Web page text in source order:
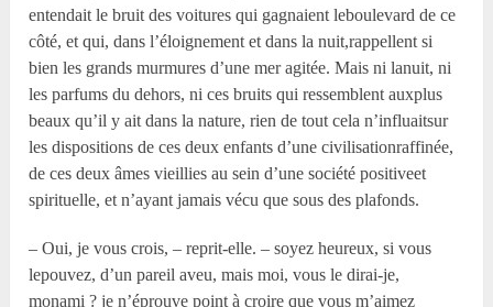
entendait le bruit des voitures qui gagnaient leboulevard de ce
côté, et qui, dans l’éloignement et dans la nuit,rappellent si
bien les grands murmures d’une mer agitée. Mais ni lanuit, ni
les parfums du dehors, ni ces bruits qui ressemblent auxplus
beaux qu’il y ait dans la nature, rien de tout cela n’influaitsur
les dispositions de ces deux enfants d’une civilisationraffinée,
de ces deux âmes vieillies au sein d’une société positiveet
spirituelle, et n’ayant jamais vécu que sous des plafonds.
– Oui, je vous crois, – reprit-elle. – soyez heureux, si vous
lepouvez, d’un pareil aveu, mais moi, vous le dirai-je,
monami ? je n’éprouve point à croire que vous m’aimez